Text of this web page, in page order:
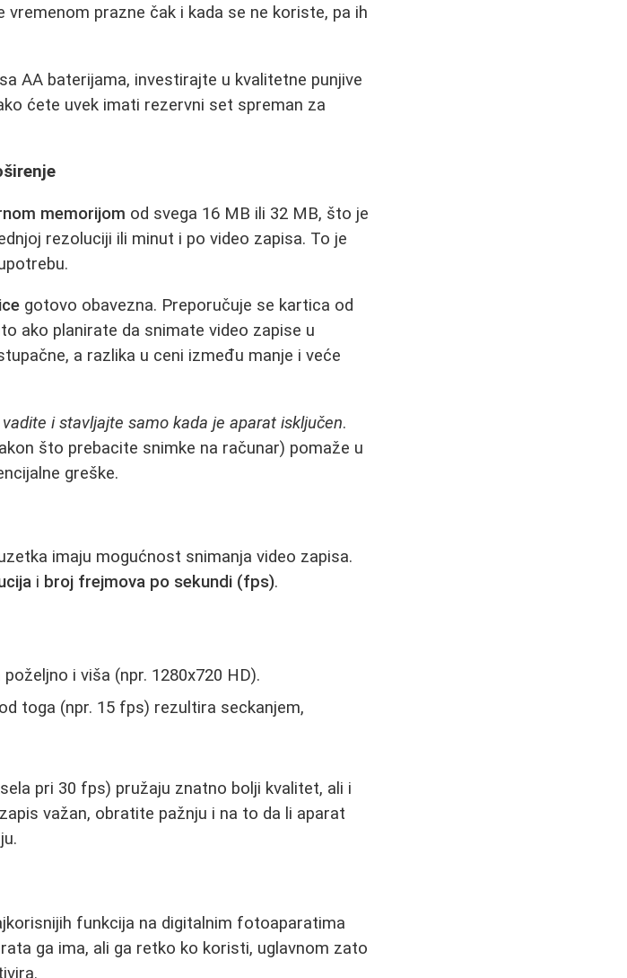
prazne čak i kada se ne koriste, pa ih
AA baterijama, investirajte u kvalitetne punjive
ćete uvek imati rezervni set spreman za
memorijom od svega 16 MB ili 32 MB, što je
rezoluciji ili minut i po video zapisa. To je
gotovo obavezna. Preporučuje se kartica od
ako planirate da snimate video zapise u
a razlika u ceni između manje i veće
i stavljajte samo kada je aparat isključen.
što prebacite snimke na računar) pomaže u
greške.
imaju mogućnost snimanja video zapisa.
i broj frejmova po sekundi (fps).
i viša (npr. 1280x720 HD).
toga (npr. 15 fps) rezultira seckanjem,
pri 30 fps) pružaju znatno bolji kvalitet, ali i
važan, obratite pažnju i na to da li aparat
funkcija na digitalnim fotoaparatima
ga ima, ali ga retko ko koristi, uglavnom zato